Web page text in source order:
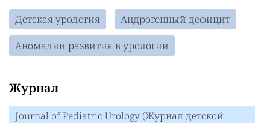
Детская урология
Андрогенный дефицит
Аномалии развития в урологии
Журнал
Journal of Pediatric Urology (Журнал детской